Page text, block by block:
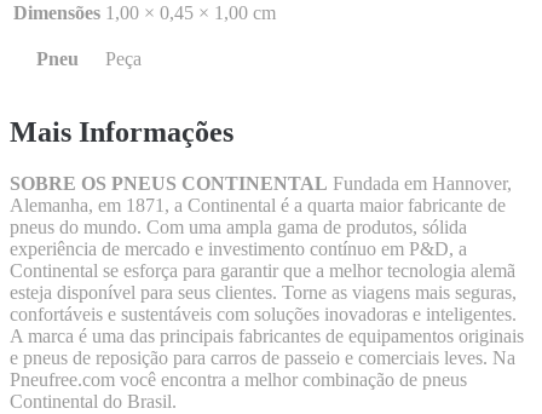
Dimensões 1,00 × 0,45 × 1,00 cm
Pneu Peça
Mais Informações
SOBRE OS PNEUS CONTINENTAL Fundada em Hannover,
Alemanha, em 1871, a Continental é a quarta maior fabricante de
pneus do mundo. Com uma ampla gama de produtos, sólida
experiência de mercado e investimento contínuo em P&D, a
Continental se esforça para garantir que a melhor tecnologia alemã
esteja disponível para seus clientes. Torne as viagens mais seguras,
confortáveis ​​e sustentáveis ​​com soluções inovadoras e inteligentes.
A marca é uma das principais fabricantes de equipamentos originais
e pneus de reposição para carros de passeio e comerciais leves. Na
Pneufree.com você encontra a melhor combinação de pneus
Continental do Brasil.